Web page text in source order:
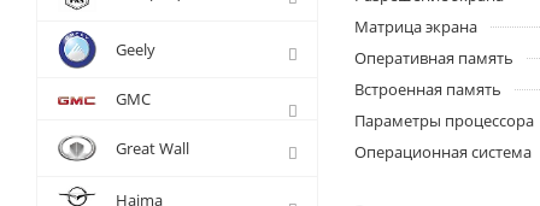
Матрица экрана
Оперативная память
Встроенная память
Параметры процессора
Операционная система
Geely
GMC
Great Wall
Haima